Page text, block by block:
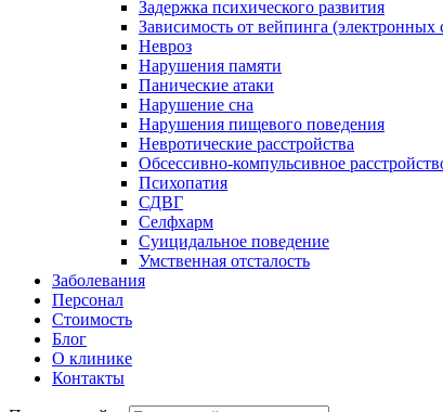
Задержка психического развития
Зависимость от вейпинга (электронных
Невроз
Нарушения памяти
Панические атаки
Нарушение сна
Нарушения пищевого поведения
Невротические расстройства
Обсессивно-компульсивное
Психопатия
СДВГ
Селфхарм
Суицидальное поведение
Умственная отсталость
Заболевания
Персонал
Стоимость
Блог
О клинике
Контакты